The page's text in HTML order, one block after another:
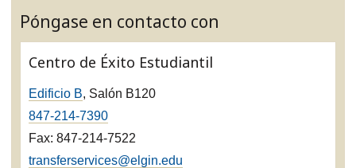
Póngase en contacto con
Centro de Éxito Estudiantil
Edificio B, Salón B120
847-214-7390
Fax: 847-214-7522
transferservices@elgin.edu